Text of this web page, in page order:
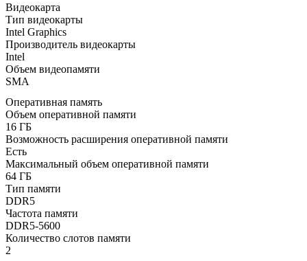
Видеокарта
Тип видеокарты
Intel Graphics
Производитель видеокарты
Intel
Объем видеопамяти
SMA
Оперативная память
Объем оперативной памяти
16 ГБ
Возможность расширения оперативной памяти
Есть
Максимальный объем оперативной памяти
64 ГБ
Тип памяти
DDR5
Частота памяти
DDR5-5600
Количество слотов памяти
2